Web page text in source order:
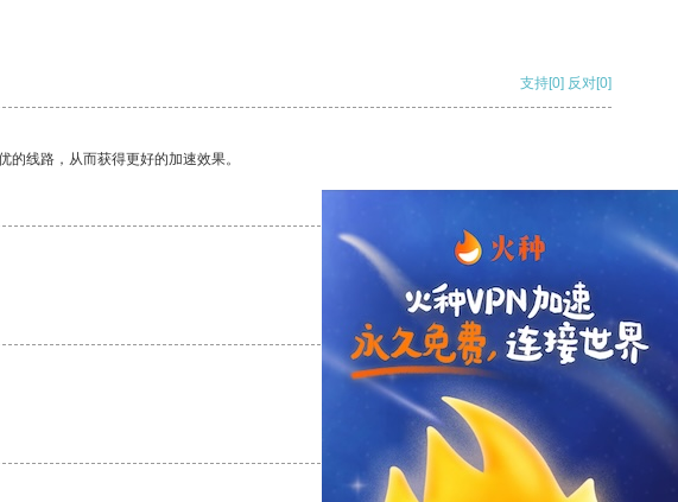
支持[0] 反对[0]
线路，从而获得更好的加速效果。
支持 [0] 反对 [0]
支持